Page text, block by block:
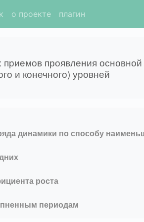
о проекте плагин
приемов проявления
и конечного) уровней
динамики по способу
роста
периодам